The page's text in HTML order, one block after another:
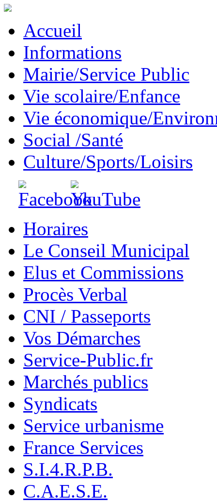
Accueil
Informations
Mairie/Service Public
Vie scolaire/Enfance
Vie économique/
Social /Santé
Culture/Sports/Loisirs
Horaires
Le Conseil Municipal
Elus et Commissions
Procès Verbal
CNI / Passeports
Vos Démarches
Service-Public.fr
Marchés publics
Syndicats
Service urbanisme
France Services
S.I.4.R.P.B.
C.A.E.S.E.